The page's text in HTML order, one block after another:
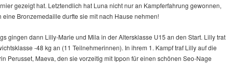
gezeigt hat. Letztendlich hat Luna nicht nur an Kampferfahrung gewonnen,
eine Bronzemedaille durfte sie mit nach Hause nehmen!
gingen dann Lilly-Marie und Mila in der Altersklasse U15 an den Start. Lilly trat
-48 kg an (11 Teilnehmerinnen). In ihrem 1. Kampf traf Lilly auf die
Perusset, Maeva, den sie vorzeitig mit Ippon für einen schönen Seo-Nage